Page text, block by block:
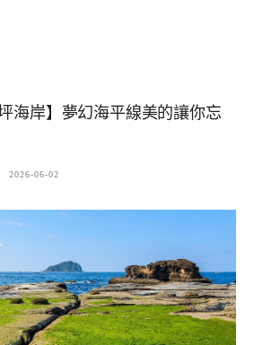
海岸】夢幻海平線美的讓你忘
2026-06-02